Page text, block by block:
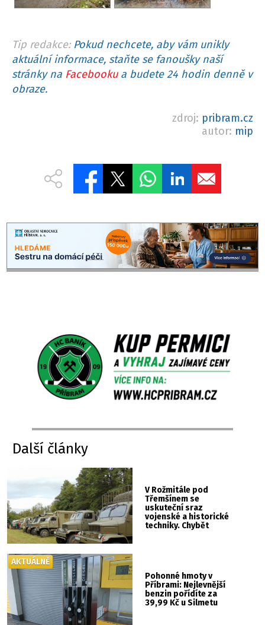
Tip redakce: Pokud nechcete, aby vám unikly
aktuální informace, staňte se fanoušky naší
stránky na Facebookua budete 24 hodin denně v
obraze.
zdroj: pribram.cz
autor: mip
Další články
V Rožmitále pod
Třemšínem se
uskuteční sraz
vojenské a historické
techniky. Chybět
Pohonné hmoty v
Příbrami: Nejlevnější
benzin pořídíte za
39,99 Kč u Silmetu
AKTUÁLNĚ